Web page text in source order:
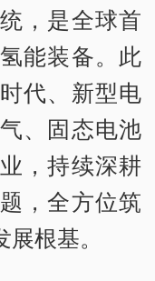
，是全球首
能装备。此
代、新型电
、固态电池
，持续深耕
，全方位筑
根基。